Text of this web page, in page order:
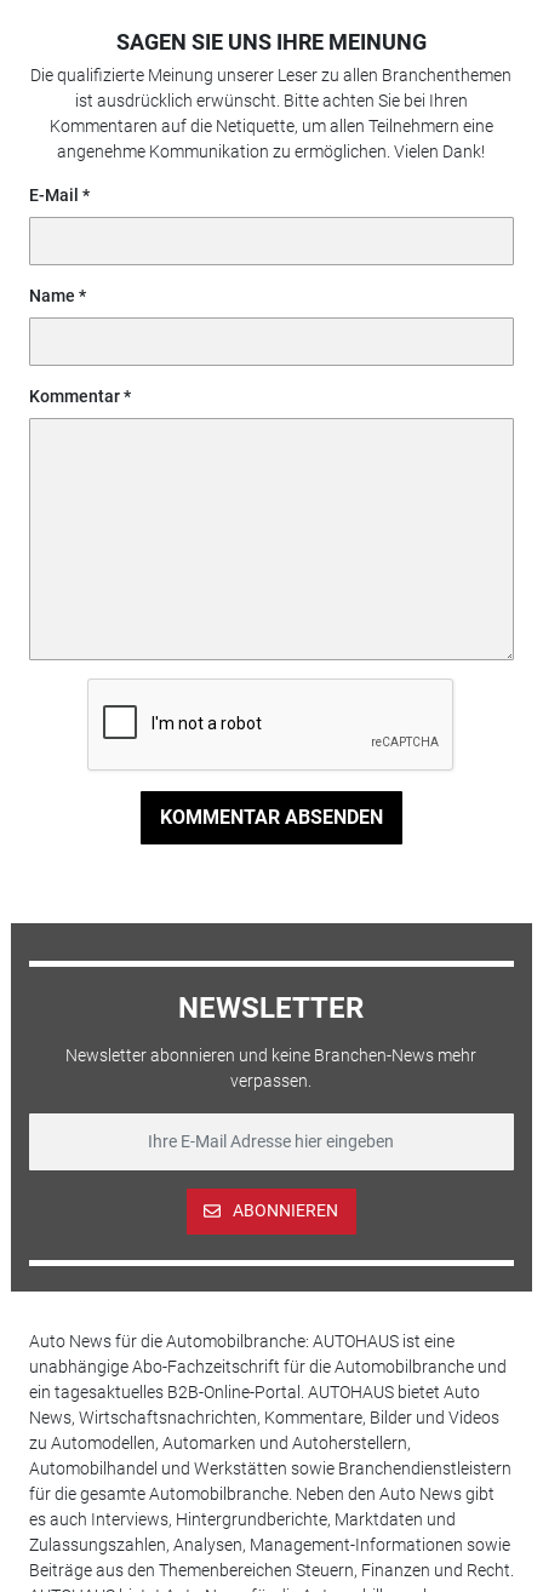
SAGEN SIE UNS IHRE MEINUNG
Die qualifizierte Meinung unserer Leser zu allen Branchenthemen
ist ausdrücklich erwünscht. Bitte achten Sie bei Ihren
Kommentaren auf die Netiquette, um allen Teilnehmern eine
angenehme Kommunikation zu ermöglichen. Vielen Dank!
E-Mail
Name
Kommentar
KOMMENTAR ABSENDEN
NEWSLETTER
Newsletter abonnieren und keine Branchen-News mehr
verpassen.
ABONNIEREN
Auto News für die Automobilbranche: AUTOHAUS ist eine
unabhängige Abo-Fachzeitschrift für die Automobilbranche und
ein tagesaktuelles B2B-Online-Portal. AUTOHAUS bietet Auto
News, Wirtschaftsnachrichten, Kommentare, Bilder und Videos
zu Automodellen, Automarken und Autoherstellern,
Automobilhandel und Werkstätten sowie Branchendienstleistern
für die gesamte Automobilbranche. Neben den Auto News gibt
es auch Interviews, Hintergrundberichte, Marktdaten und
Zulassungszahlen, Analysen, Management-Informationen sowie
Beiträge aus den Themenbereichen Steuern, Finanzen und Recht.